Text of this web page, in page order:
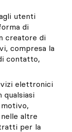
utenti
di
creatore di
compresa la
contatto,
elettronici
altre
per la